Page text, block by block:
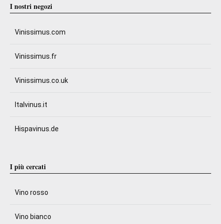
I nostri negozi
Vinissimus.com
Vinissimus.fr
Vinissimus.co.uk
Italvinus.it
Hispavinus.de
I più cercati
Vino rosso
Vino bianco